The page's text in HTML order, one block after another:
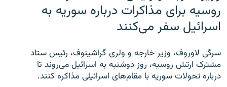
روسیه برای مذاکرات درباره سوریه به
اسرائیل سفر می‌کنند
سرگی لاوروف، وزیر خارجه و ولری گراشینوف، رئیس ستاد
مشترک ارتش روسیه، روز دوشنبه به اسرائیل می‌روند تا
درباره تحولات سوریه با مقام‌های اسرائیلی مذاکره کنند.